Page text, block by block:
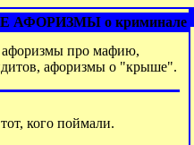
о криминале
про мафию,
афоризмы о "крыше".
кого поймали.